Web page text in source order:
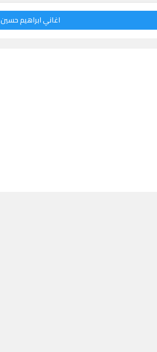
اغاني ابراهيم حسين 10 اغنية